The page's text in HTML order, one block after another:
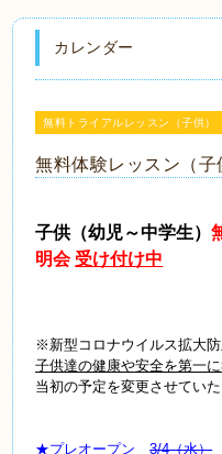
カレンダー
無料トライアルレッスン（子供）
無料体験レッスン（子
子供（幼児～中学生）
明会 受け付け中
※新型コロナウイルス拡大防
子供達の健康や安全を第一に
当初の予定を変更させていた
★プレオープン3/4（水）